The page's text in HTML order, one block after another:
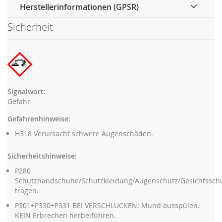
Herstellerinformationen (GPSR)
Sicherheit
Signalwort:
Gefahr
Gefahrenhinweise:
H318 Verursacht schwere Augenschäden.
Sicherheitshinweise:
P280
Schutzhandschuhe/Schutzkleidung/Augenschutz/
tragen.
P301+P330+P331 BEI VERSCHLUCKEN: Mund ausspülen.
KEIN Erbrechen herbeiführen.